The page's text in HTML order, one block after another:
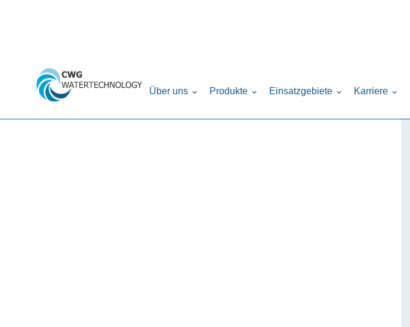
Über uns Produkte Einsatzgebiete Karriere
Home